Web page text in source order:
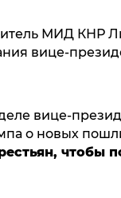
МИД КНР
вице-
вице-
о новых
чтобы